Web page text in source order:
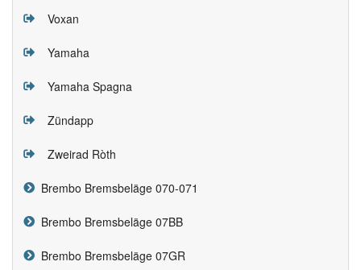
Voxan
Yamaha
Yamaha Spagna
Zündapp
Zweirad Ròth
Brembo Bremsbeläge 070-071
Brembo Bremsbeläge 07BB
Brembo Bremsbeläge 07GR